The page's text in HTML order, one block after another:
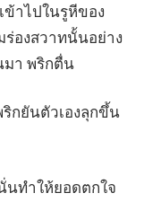
ข้าไปในรูหีของ
องสวาทนั้นอย่าง
มา พริกตื่น
กยันตัวเองลุกขึ้น
นทำให้ยอดตกใจ